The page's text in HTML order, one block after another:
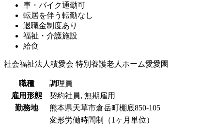
車・バイク通勤可
転居を伴う転勤なし
退職金制度あり
福祉・介護施設
給食
社会福祉法人積愛会 特別養護老人ホーム愛愛園
職種
調理員
雇用形態
契約社員, 無期雇用
勤務地
熊本県天草市倉岳町棚底850-105
変形労働時間制（1ヶ月単位）